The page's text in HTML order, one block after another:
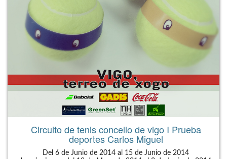
Circuito de tenis concello de vigo I Prueba
deportes Carlos Miguel
Del 6 de Junio de 2014 al 15 de Junio de 2014